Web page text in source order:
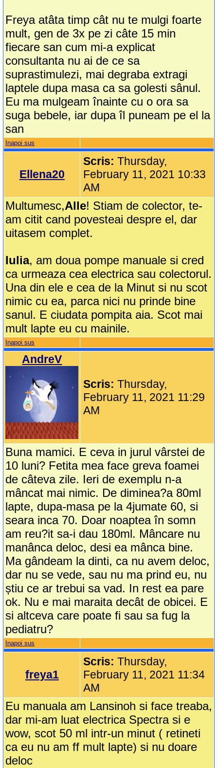
Freya atâta timp cât nu te mulgi foarte
mult, gen de 3x pe zi câte 15 min
fiecare san cum mi-a explicat
consultanta nu ai de ce sa
suprastimulezi, mai degraba extragi
laptele dupa masa ca sa golesti sânul.
Eu ma mulgeam înainte cu o ora sa
suga bebele, iar dupa îl puneam pe el la
san
Inapoi sus
Ellena20
Scris:Thursday,
February 11, 2021 10:33
AM
Multumesc,Alle! Stiam de colector, te-
am citit cand povesteai despre el, dar
uitasem complet.
Iulia, am doua pompe manuale si cred
ca urmeaza cea electrica sau colectorul.
Una din ele e cea de la Minut si nu scot
nimic cu ea, parca nici nu prinde bine
sanul. E ciudata pompita aia. Scot mai
mult lapte eu cu mainile.
Inapoi sus
AndreV
Scris:Thursday,
February 11, 2021 11:29
AM
Buna mamici. E ceva in jurul vârstei de
10 luni? Fetita mea face greva foamei
de câteva zile. Ieri de exemplu n-a
mâncat mai nimic. De diminea?a 80ml
lapte, dupa-masa pe la 4jumate 60, si
seara inca 70. Doar noaptea în somn
am reu?it sa-i dau 180ml. Mâncare nu
manânca deloc, desi ea mânca bine.
Ma gândeam la dinti, ca nu avem deloc,
dar nu se vede, sau nu ma prind eu, nu
știu ce ar trebui sa vad. In rest ea pare
ok. Nu e mai maraita decât de obicei. E
si altceva care poate fi sau sa fug la
pediatru?
Inapoi sus
freya1
Scris:Thursday,
February 11, 2021 11:34
AM
Eu manuala am Lansinoh si face treaba,
dar mi-am luat electrica Spectra si e
wow, scot 50 ml intr-un minut ( retineti
ca eu nu am ff mult lapte) si nu doare
deloc